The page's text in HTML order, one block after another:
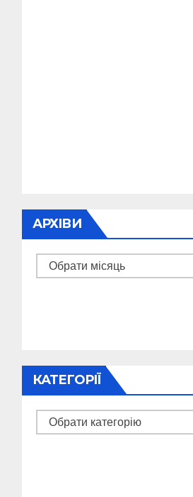
АРХІВИ
Архіви
КАТЕГОРІЇ
Категорії